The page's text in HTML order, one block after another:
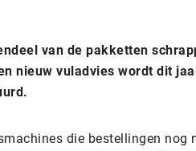
van de pakketten
nieuw vuladvies wordt dit
die bestellingen nog